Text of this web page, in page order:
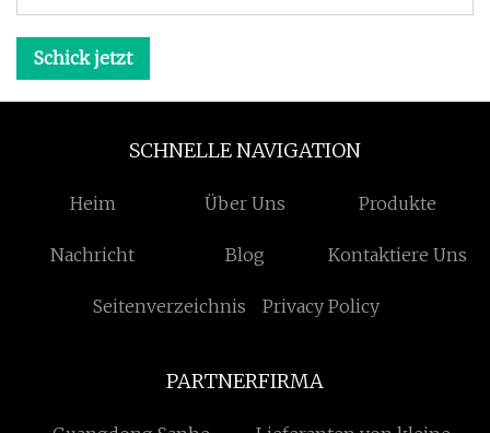
Schick jetzt
SCHNELLE NAVIGATION
Heim Über Uns Produkte
Nachricht Blog Kontaktiere Uns
Seitenverzeichnis Privacy Policy
PARTNERFIRMA